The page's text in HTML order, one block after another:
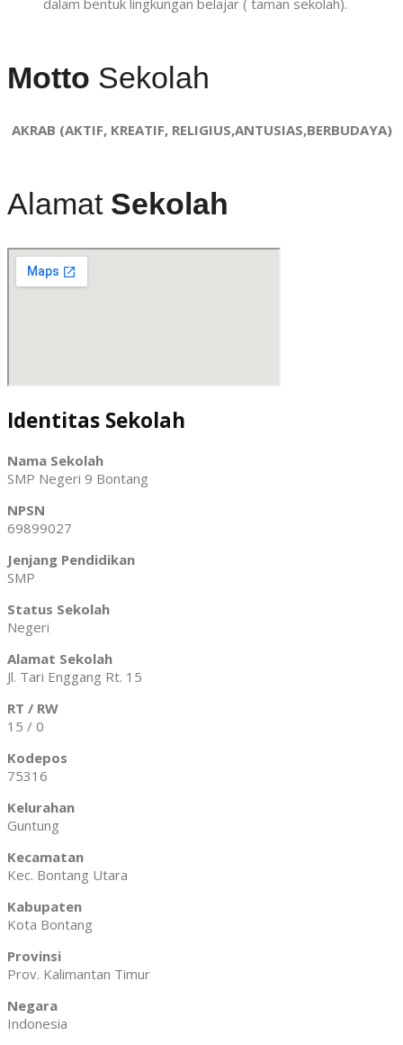
Motto Sekolah
AKRAB (AKTIF, KREATIF, RELIGIUS,ANTUSIAS,BERBUDAYA)
Alamat Sekolah
Identitas Sekolah
Nama Sekolah
SMP Negeri 9 Bontang
NPSN
69899027
Jenjang Pendidikan
SMP
Status Sekolah
Negeri
Alamat Sekolah
Jl. Tari Enggang Rt. 15
RT / RW
15 / 0
Kodepos
75316
Kelurahan
Guntung
Kecamatan
Kec. Bontang Utara
Kabupaten
Kota Bontang
Provinsi
Prov. Kalimantan Timur
Negara
Indonesia